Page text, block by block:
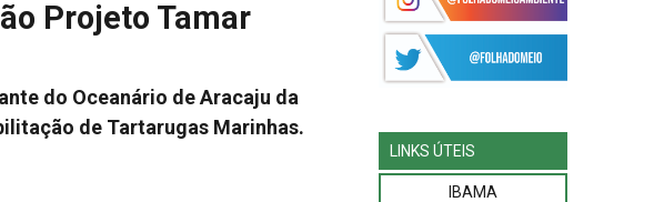
Projeto Tamar
do Oceanário de Aracaju da
de Tartarugas Marinhas.
LINKS ÚTEIS
IBAMA